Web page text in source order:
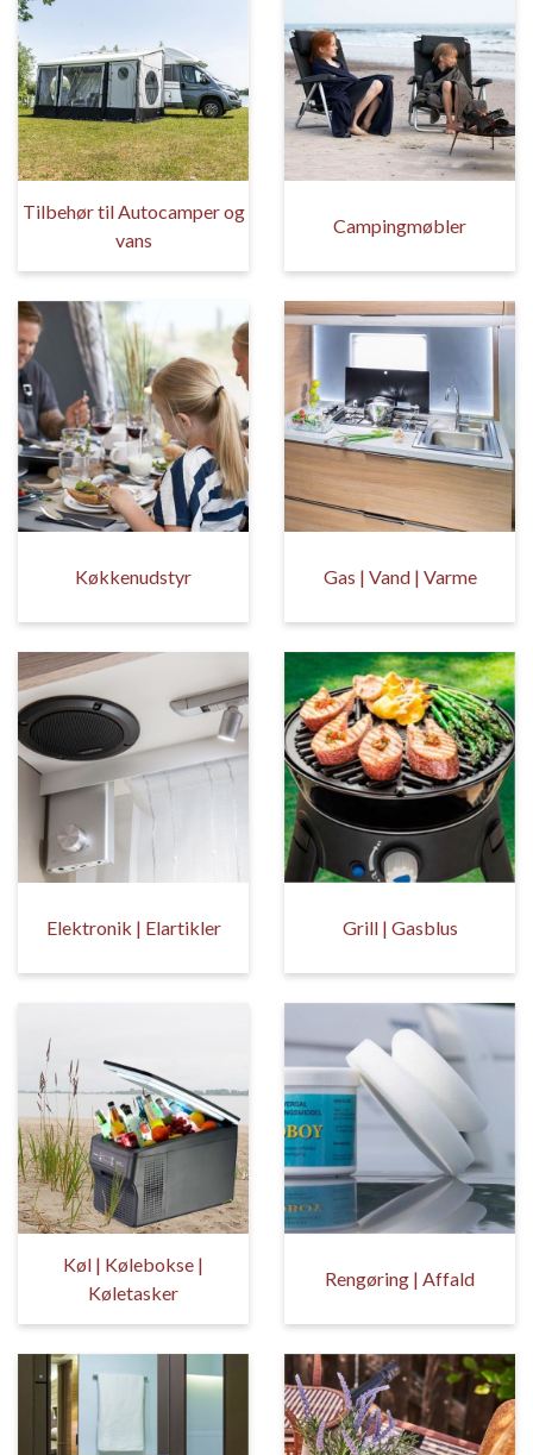
Tilbehør til Autocamper og
vans
Campingmøbler
Køkkenudstyr Gas | Vand | Varme
Elektronik | Elartikler Grill | Gasblus
Køl | Kølebokse |
Køletasker
Rengøring | Affald